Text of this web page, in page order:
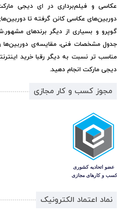
عکاسی و فیلم‌برداری در ای دیجی
دوربین‌های عکاسی کانن گرفته تا
گوپرو و بسیاری از دیگر برندهای مشهور.
جدول مشخصات فنی، مقایسه‌ی
مناسب تر نسبت به دیگر رقبا خرید
دیجی مارکت انجام دهید.
مجوز کسب و کار مجازی
نماد اعتماد الکترونیک